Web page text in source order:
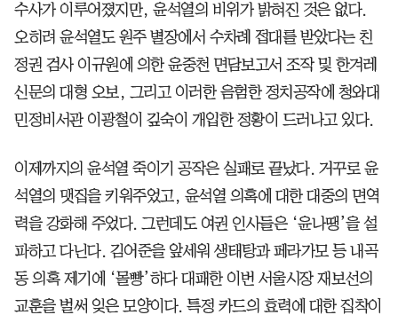
수사가 이루어졌지만, 윤석열의 비위가 밝혀진 것은 없다.
오히려 윤석열도 원주 별장에서 수차례 접대를 받았다는 친
정권 검사 이규원에 의한 윤중천 면담보고서 조작 및 한겨레
신문의 대형 오보, 그리고 이러한 음험한 정치공작에 청와대
민정비서관 이광철이 깊숙이 개입한 정황이 드러나고 있다.
이제까지의 윤석열 죽이기 공작은 실패로 끝났다. 거꾸로 윤
석열의 맷집을 키워주었고, 윤석열 의혹에 대한 대중의 면역
력을 강화해 주었다. 그런데도 여권 인사들은 ‘윤나땡’을 설
파하고 다닌다. 김어준을 앞세워 생태탕과 페라가모 등 내곡
동 의혹 제기에 ‘몰빵’하다 대패한 이번 서울시장 재보선의
교훈을 벌써 잊은 모양이다. 특정 카드의 효력에 대한 집착이